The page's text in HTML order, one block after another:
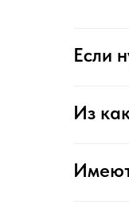
Если
Из